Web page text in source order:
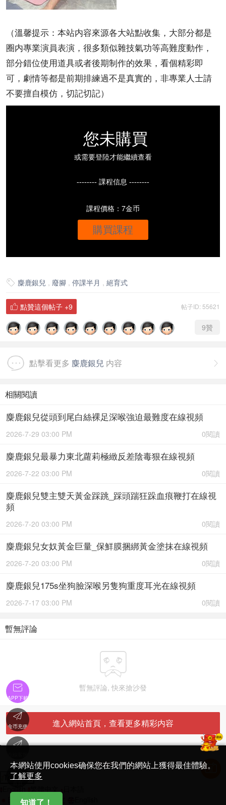
（溫馨提示：本站内容來源各大站點收集，大部分都是
圈内專業演員表演，很多類似雜技氣功等高難度動作，
部分錯位使用道具或者後期制作的效果，看個精彩即
可，劇情等都是前期排練過不是真實的，非專業人士請
不要擅自模仿，切記切記）
您未購買
或需要登陸才能繼續查看
-------- 課程信息 --------
課程價格：7金币
購買課程
 麋鹿銀兒 , 廢腳 , 停課半月 , 絕育式
帖子ID: 55621
 點贊這個帖子 +9
9贊

點擊看更多 麋鹿銀兒 内容
相關閱讀
麋鹿銀兒從頭到尾白絲裸足深喉強迫最難度在線視頻
0閱讀
2026-7-29 03:00 PM
麋鹿銀兒最暴力東北蘿莉極緻反差陰毒狠在線視頻
0閱讀
2026-7-22 03:00 PM
麋鹿銀兒雙主雙天黃金踩跳_踩頭踹狂跺血痕鞭打在線視
頻
0閱讀
2026-7-20 03:00 PM
麋鹿銀兒女奴黃金巨量_保鮮膜捆綁黃金塗抹在線視頻
0閱讀
2026-7-20 03:00 PM
麋鹿銀兒175s坐狗臉深喉另隻狗重度耳光在線視頻
0閱讀
2026-7-17 03:00 PM
暫無評論

暫無評論, 快來搶沙發
進入網站首頁，查看更多精彩内容
'
简体中文版
Translate
日本語
繁體中文
本網站使用cookies确保您在我們的網站上獲得最佳體驗。
了解更多
知道了！

APP下載

金币充值

